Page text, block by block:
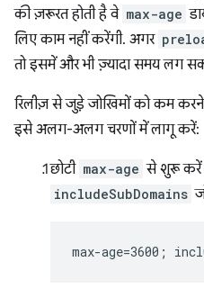
की ज़रूरत होती है वे max-age
लिए काम नहीं करेंगी. अगर
तो इसमें और भी ज़्यादा समय लग
रिलीज़ से जुड़े जोखिमों को कम
इसे अलग-अलग चरणों में लागू करें:
छोटी max-age से शुरू करें
includeSubDomains